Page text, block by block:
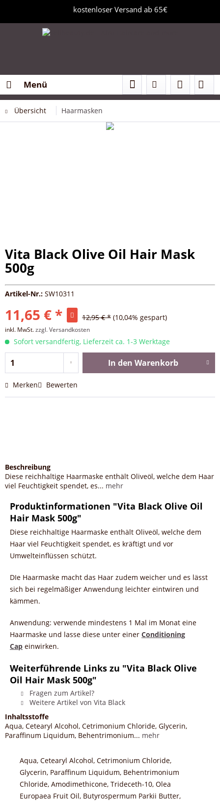
kostenloser Versand ab 65€
Menü
Übersicht Haarmasken
Vita Black Olive Oil Hair Mask
500g
Artikel-Nr.: SW10311
11,65 € * 12,95 € * (10,04% gespart)
inkl. MwSt.zzgl. Versandkosten
Sofort versandfertig, Lieferzeit ca. 1-3 Werktage
In den Warenkorb
Merken Bewerten
Beschreibung
Diese reichhaltige Haarmaske enthält Oliveöl, welche dem Haar
viel Feuchtigkeit spendet, es... mehr
Produktinformationen "Vita Black Olive Oil
Hair Mask 500g"
Diese reichhaltige Haarmaske enthält Oliveöl, welche dem
Haar viel Feuchtigkeit spendet, es kräftigt und vor
Umwelteinflüssen schützt.
DIe Haarmaske macht das Haar zudem weicher und es lässt
sich bei regelmäßiger Anwendung leichter eintwiren und
kämmen.
Anwendung: verwende mindestens 1 Mal im Monat eine
Haarmaske und lasse diese unter einer Conditioning
Cap einwirken.
Weiterführende Links zu "Vita Black Olive
Oil Hair Mask 500g"
Fragen zum Artikel?
Weitere Artikel von Vita Black
Inhaltsstoffe
Aqua, Cetearyl Alcohol, Cetrimonium Chloride, Glycerin,
Paraffinum Liquidum, Behentrimonium... mehr
Aqua, Cetearyl Alcohol, Cetrimonium Chloride,
Glycerin, Paraffinum Liquidum, Behentrimonium
Chloride, Amodimethicone, Trideceth-10, Olea
Europaea Fruit Oil, Butyrospermum Parkii Butter,